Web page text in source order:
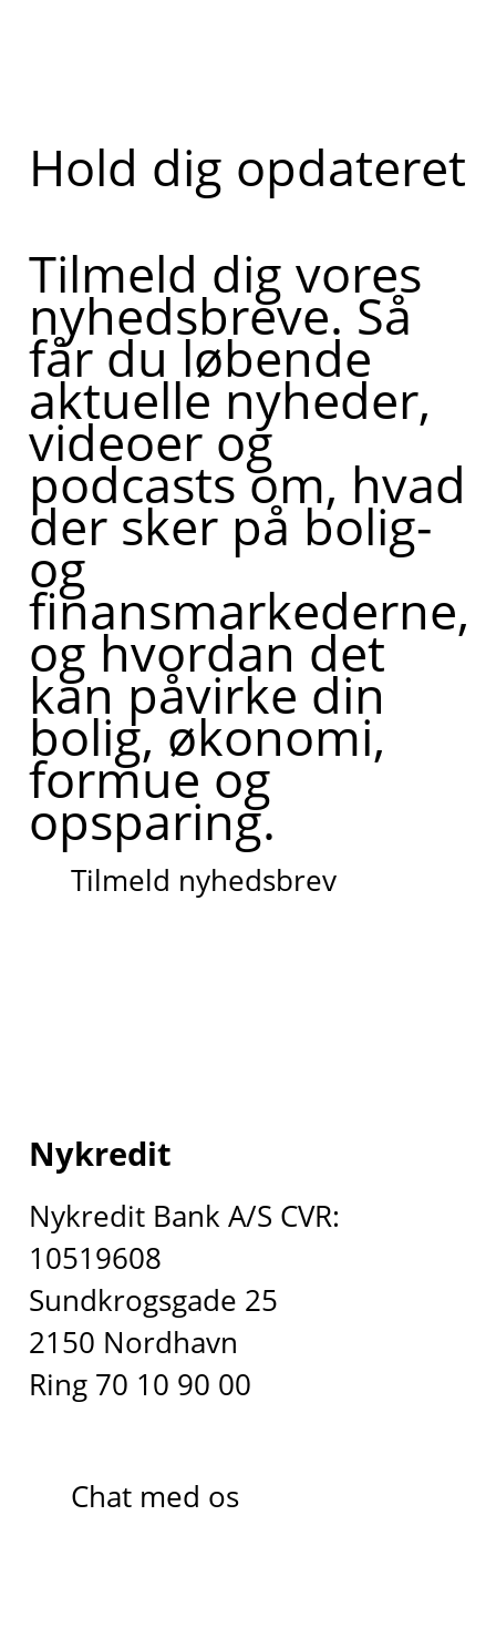
Hold dig opdateret
Tilmeld dig vores
nyhedsbreve. Så
får du løbende
aktuelle nyheder,
videoer og
podcasts om, hvad
der sker på bolig-
og
finansmarkederne,
og hvordan det
kan påvirke din
bolig, økonomi,
formue og
opsparing.
Tilmeld nyhedsbrev
Nykredit
Nykredit Bank A/S CVR:
10519608
Sundkrogsgade 25
2150 Nordhavn
Ring 70 10 90 00
Chat med os